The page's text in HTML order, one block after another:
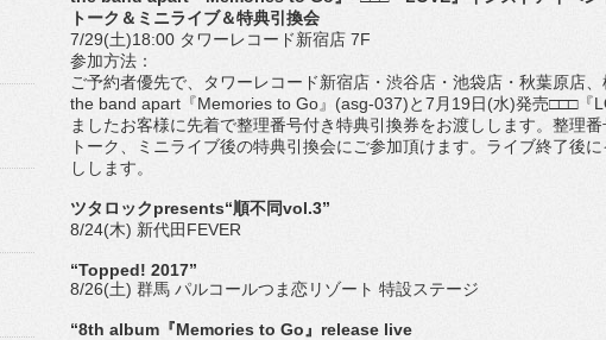
トーク＆ミニライブ＆特典引換会
7/29(土)18:00 タワーレコード新宿店 7F
参加方法：
ご予約者優先で、タワーレコード新宿店・渋谷店・池袋店・秋葉原店
the band apart『Memories to Go』(asg-037)と7月19日(水)発売□□□『
ましたお客様に先着で整理番号付き特典引換券をお渡しします。整理
トーク、ミニライブ後の特典引換会にご参加頂けます。ライブ終了後
しします。
ツタロックpresents“順不同vol.3”
8/24(木) 新代田FEVER
“Topped! 2017”
8/26(⼟) 群馬 パルコールつま恋リゾート 特設ステージ
“8th album『Memories to Go』release live